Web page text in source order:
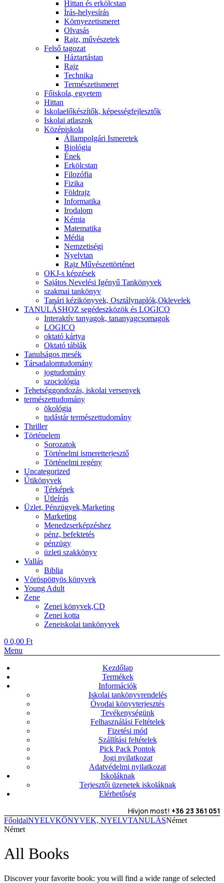
Hittan és erkölcstan
Írás-helyesírás
Környezetismeret
Olvasás
Rajz, művészetek
Felső tagozat
Háztartástan
Rajz
Technika
Természetismeret
Főiskola, egyetem
Hittan
Iskolaelőkészítők, képességfejlesztők
Iskolai atlaszok
Középiskola
Állampolgári Ismeretek
Biológia
Ének
Erkölcstan
Filozófia
Fizika
Földrajz
Informatika
Irodalom
Kémia
Matematika
Média
Nemzetiségi
Nyelvtan
Rajz Művészettörténet
OKJ-s képzések
Sajátos Nevelési Igényű Tankönyvek
szakmai tankönyv
Tanári kézikönyvek, Osztálynaplók,Oklevelek
TANULÁSHOZ segédeszközök és LOGICO
Interaktív tanyagok, tananyagcsomagok
LOGICO
oktató kártya
Oktató táblák
Tanulságos mesék
Társadalomtudomány
jogtudomány
szociológia
Tehetséggondozás, iskolai versenyek
természettudomány
ökológia
tudástár természettudomány
Thriller
Történelem
Sorozatok
Történelmi ismeretterjesztő
Történelmi regény
Uncategorized
Útikönyvek
Térképek
Útleírás
Üzlet, Pénzügyek,Marketing
Marketing
Menedzserképzéshez
pénz, befektetés
pénzügy
üzleti szakkönyv
Vallás
Biblia
Vöröspöttyös könyvek
Young Adult
Zene
Zenei könyvek,CD
Zenei kotta
Zeneiskolai tankönyvek
0 0,00 Ft
Menu
Kezdőlap
Termékek
Információk
Iskolai tankönyvrendelés
Óvodai könyvterjesztés
Tevékenységünk
Felhasználási Feltételek
Fizetési mód
Szállítási feltételek
Pick Pack Pontok
Jogi nyilatkozat
Adatvédelmi nyilatkozat
Iskoláknak
Terjesztői üzenetek iskoláknak
Elérhetőség
Hívjon most! +36 23 361 051
FőoldalNYELVKÖNYVEK, NYELVTANULÁSNémet
Német
All Books
Discover your favorite book: you will find a wide range of selected